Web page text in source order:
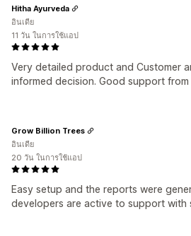
Very detailed product and Customer
informed decision. Good support from
Hitha Ayurveda
อินเดีย
11 วัน ในการใช้แอป
Easy setup and the reports were
developers are active to support with
Grow Billion Trees
อินเดีย
20 วัน ในการใช้แอป